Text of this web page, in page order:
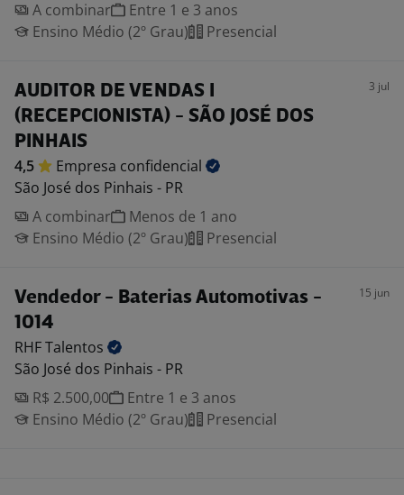
A combinar
Entre 1 e 3 anos
Ensino Médio (2º Grau)
Presencial
AUDITOR DE VENDAS I
(RECEPCIONISTA) - SÃO JOSÉ DOS
PINHAIS
3 jul
4,5 Empresa confidencial
São José dos Pinhais - PR
A combinar
Menos de 1 ano
Ensino Médio (2º Grau)
Presencial
Vendedor - Baterias Automotivas -
1014
15 jun
RHFTalentos
São José dos Pinhais - PR
R$ 2.500,00
Entre 1 e 3 anos
Ensino Médio (2º Grau)
Presencial